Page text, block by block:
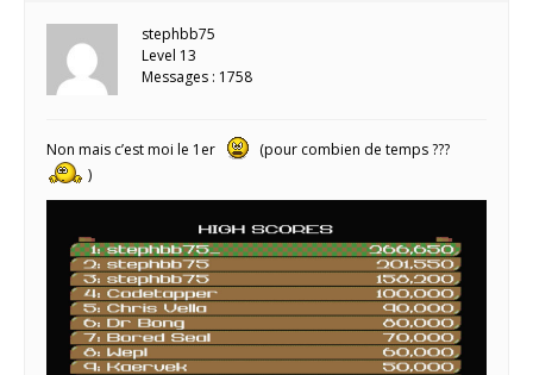
stephbb75
Level 13
Messages : 1758
Non mais c’est moi le 1er
(pour combien de temps ???
)